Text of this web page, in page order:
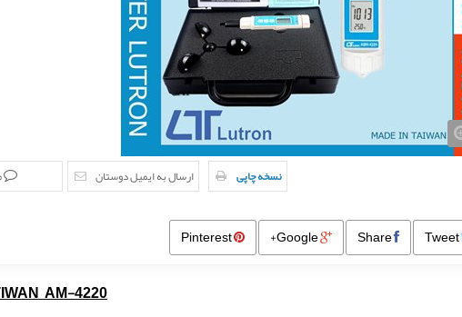
ارسال به ایمیل دوستان نسخه چاپی
Tweet
Share
Google+
Pinterest
AM-4220